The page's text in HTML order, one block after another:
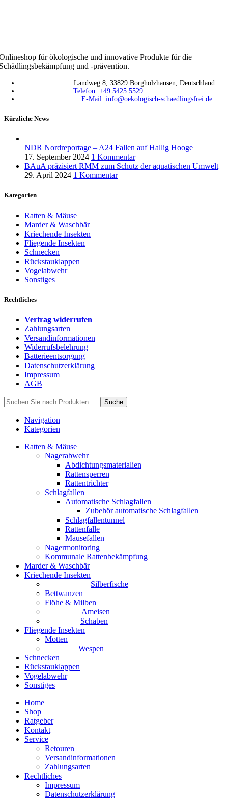
für ökologische und innovative Produkte für die
und -prävention.
Landweg 8, 33829 Borgholzhausen, Deutschland
Telefon: +49 5425 5529
E-Mail: info@oekologisch-schaedlingsfrei.de
Kürzliche News
NDR Nordreportage – A24 Fallen auf Hallig Hooge
17. September 2024 1 Kommentar
BAuA präzisiert RMM zum Schutz der aquatischen Umwelt
29. April 2024 1 Kommentar
Kategorien
Ratten & Mäuse
Marder & Waschbär
Kriechende Insekten
Fliegende Insekten
Schnecken
Rückstauklappen
Vogelabwehr
Sonstiges
Rechtliches
Vertrag widerrufen
Zahlungsarten
Versandinformationen
Widerrufsbelehrung
Batterieentsorgung
Datenschutzerklärung
Impressum
AGB
Suche
Navigation
Kategorien
Ratten & Mäuse
Nagerabwehr
Abdichtungsmaterialien
Rattensperren
Rattentrichter
Schlagfallen
Automatische Schlagfallen
Zubehör automatische Schlagfallen
Schlagfallentunnel
Rattenfalle
Mausefallen
Nagermonitoring
Kommunale Rattenbekämpfung
Marder & Waschbär
Kriechende Insekten
Silberfische
Bettwanzen
Flöhe & Milben
Ameisen
Schaben
Fliegende Insekten
Motten
Wespen
Schnecken
Rückstauklappen
Vogelabwehr
Sonstiges
Home
Shop
Ratgeber
Kontakt
Service
Retouren
Versandinformationen
Zahlungsarten
Rechtliches
Impressum
Datenschutzerklärung